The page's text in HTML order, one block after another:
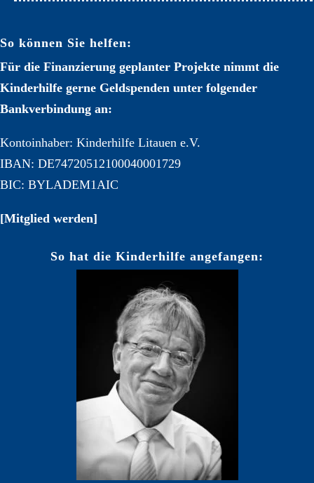
So können Sie helfen:
Für die Finanzierung geplanter Projekte nimmt die
Kinderhilfe gerne Geldspenden unter folgender
Bankverbindung an:
Kontoinhaber: Kinderhilfe Litauen e.V.
IBAN: DE74720512100040001729
BIC: BYLADEM1AIC
[Mitglied werden]
So hat die Kinderhilfe angefangen: